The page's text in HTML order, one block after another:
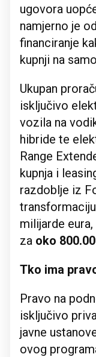
ugovora
namjerno je
financiranje
kupnji na
Ukupan
isključivo
vozila na
hibride te
Range
kupnja i
razdoblje iz
milijarde
za oko
Tko ima
Pravo na
isključivo
javne
ovog